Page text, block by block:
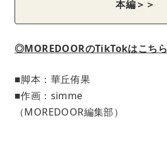
本編＞＞
◎MOREDOORのTikTokはこちら
■脚本：華丘侑果
■作画：simme
（MOREDOOR編集部）